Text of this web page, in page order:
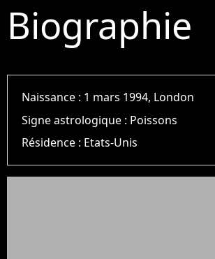
Biographie
Naissance : 1 mars 1994, London
Signe astrologique : Poissons
Résidence : Etats-Unis